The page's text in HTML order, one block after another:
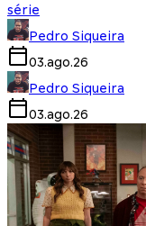
série
Pedro Siqueira
03.ago.26
Pedro Siqueira
03.ago.26